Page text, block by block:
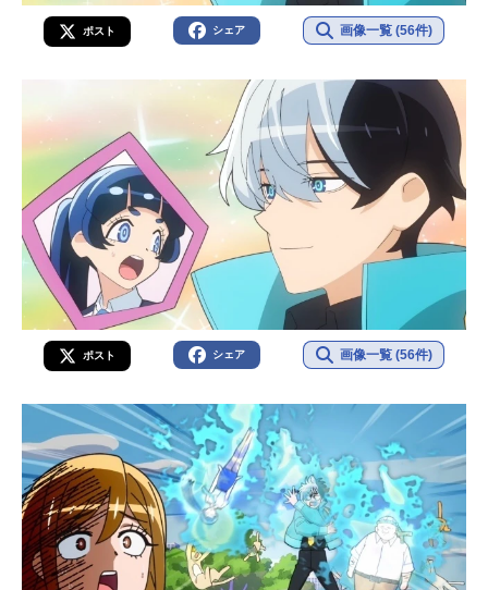
ポスト シェア 画像一覧 (56件)
ポスト シェア 画像一覧 (56件)